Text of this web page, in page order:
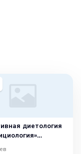
диетология